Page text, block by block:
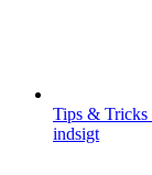
Tips & Tricks
indsigt